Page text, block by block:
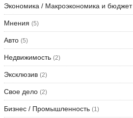
Экономика / Макроэкономика и бюджет
Мнения (5)
Авто (5)
Недвижимость (2)
Эксклюзив (2)
Свое дело (2)
Бизнес / Промышленность (1)